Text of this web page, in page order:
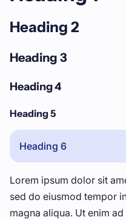
Heading 2
Heading 3
Heading 4
Heading 5
Heading 6
Lorem ipsum dolor sit
sed do eiusmod tempor
magna aliqua. Ut enim